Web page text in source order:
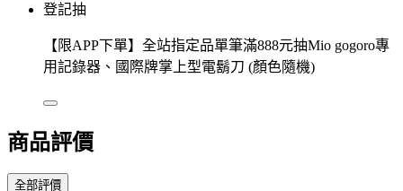
登記抽
【限APP下單】全站指定品單筆滿888元抽Mio gogoro專
用記錄器、國際牌掌上型電鬍刀 (顏色隨機)
商品評價
全部評價